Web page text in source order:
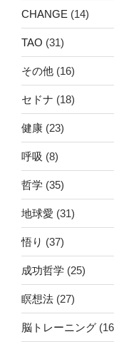
CHANGE (14)
TAO (31)
その他 (16)
セドナ (18)
健康 (23)
呼吸 (8)
哲学 (35)
地球愛 (31)
悟り (37)
成功哲学 (25)
瞑想法 (27)
脳トレーニング